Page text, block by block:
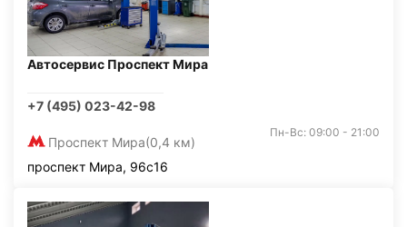
Автосервис Проспект Мира
+7 (495) 023-42-98
Проспект Мира(0,4 км)
Пн-Вс: 09:00 - 21:00
проспект Мира, 96с16